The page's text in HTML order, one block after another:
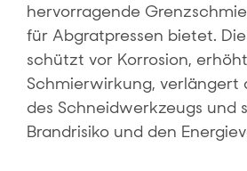
hervorragende
für Abgratpressen bietet.
schützt vor Korrosion,
Schmierwirkung, verlängert
des Schneidwerkzeugs und
Brandrisiko und den